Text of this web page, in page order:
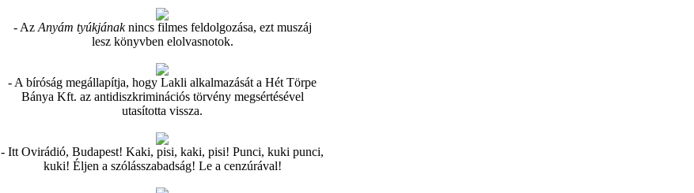
- Az Anyám tyúkjánaknincs filmes feldolgozása, ezt muszáj
lesz könyvben elolvasnotok.
- A bíróság megállapítja, hogy Lakli alkalmazását a Hét Törpe
Bánya Kft. az antidiszkriminációs törvény megsértésével
utasította vissza.
- Itt Ovirádió, Budapest! Kaki, pisi, kaki, pisi! Punci, kuki punci,
kuki! Éljen a szólásszabadság! Le a cenzúrával!